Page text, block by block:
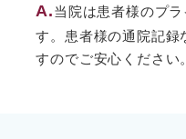
A.当院は患者様のプ
す。患者様の通院記録
すのでご安心ください。